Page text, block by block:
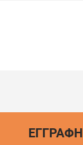
ΕΓΓΡΑΦΉ